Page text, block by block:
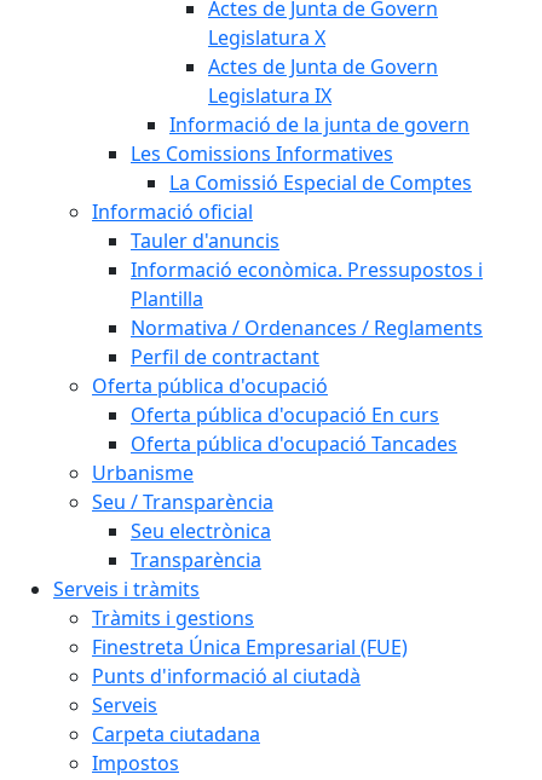
Actes de Junta de Govern
Legislatura X
Actes de Junta de Govern
Legislatura IX
Informació de la junta de govern
Les Comissions Informatives
La Comissió Especial de Comptes
Informació oficial
Tauler d'anuncis
Informació econòmica. Pressupostos i
Plantilla
Normativa / Ordenances / Reglaments
Perfil de contractant
Oferta pública d'ocupació
Oferta pública d'ocupació En curs
Oferta pública d'ocupació Tancades
Urbanisme
Seu / Transparència
Seu electrònica
Transparència
Serveis i tràmits
Tràmits i gestions
Finestreta Única Empresarial (FUE)
Punts d'informació al ciutadà
Serveis
Carpeta ciutadana
Impostos